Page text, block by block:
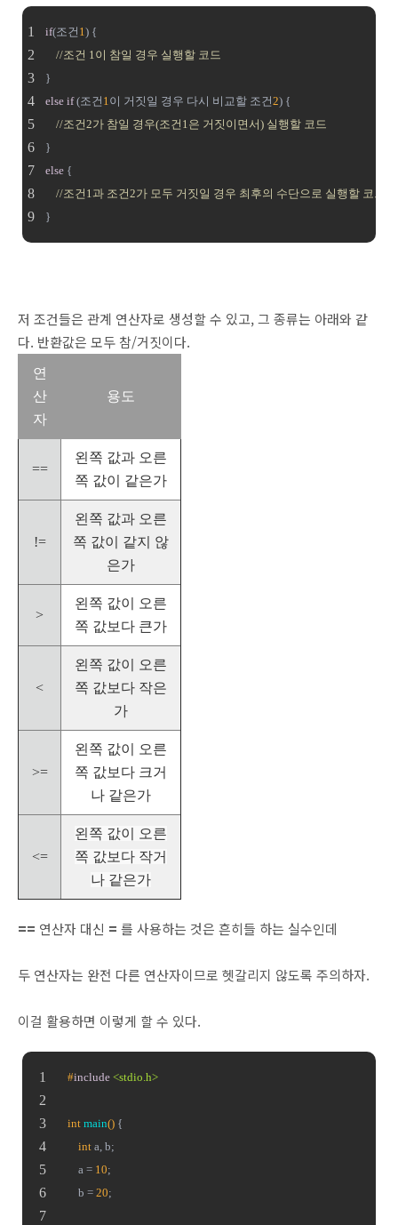
if(조건 1 ) {
//조건 1이 참일 경우 실행할 코드
}
else if (조건 1 이 거짓일 경우 다시 비교할 조건2) {
//조건2가 참일 경우(조건1은 거짓이면서) 실행할 코드
}
else {
//조건1과 조건2가 모두 거짓일 경우 최후의 수단으로 실행할 코드
}
저 조건들은 관계 연산자로 생성할 수 있고, 그 종류는 아래와 같
다. 반환값은 모두 참/거짓이다.
연
산
자
용도
==
왼쪽 값과 오른
쪽 값이 같은가
!=
왼쪽 값과 오른
쪽 값이 같지 않
은가
>
왼쪽 값이 오른
쪽 값보다 큰가
<
왼쪽 값이 오른
쪽 값보다 작은
가
>=
왼쪽 값이 오른
쪽 값보다 크거
나 같은가
<=
왼쪽 값이 오른
쪽 값보다 작거
나 같은가
== 연산자 대신 = 를 사용하는 것은 흔히들 하는 실수인데
두 연산자는 완전 다른 연산자이므로 헷갈리지 않도록 주의하자.
이걸 활용하면 이렇게 할 수 있다.
#include <stdio.h>
int main() {
int a, b;
	a =
10;
	b =
20;